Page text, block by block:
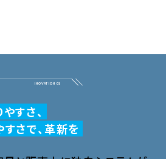
すさ、
さで、革新を